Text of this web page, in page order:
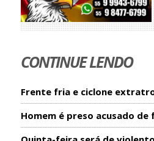
CONTINUE LENDO
Frente fria e ciclone
Homem é preso acusado